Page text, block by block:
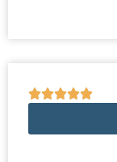
